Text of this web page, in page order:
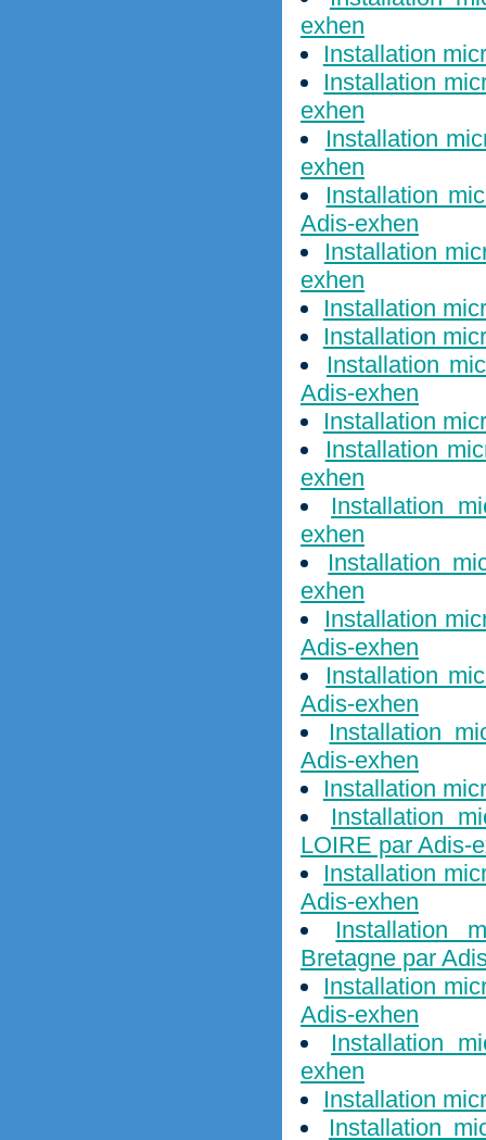
exhen
Installation
Installation
exhen
Installation
exhen
Installation
Adis-exhen
Installation
exhen
Installation
Installation
Installation
Adis-exhen
Installation
Installation
exhen
Installation
exhen
Installation
exhen
Installation
Adis-exhen
Installation
Adis-exhen
Installation
Adis-exhen
Installation
Installation
LOIRE par Adis-
Installation
Adis-exhen
Installation
Bretagne par
Installation
Adis-exhen
Installation
exhen
Installation
Installation